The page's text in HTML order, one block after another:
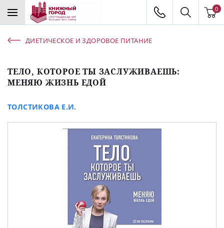
0
ДИЕТИЧЕСКОЕ И ЗДОРОВОЕ ПИТАНИЕ
ТЕЛО, КОТОРОЕ ТЫ ЗАСЛУЖИВАЕШЬ:
МЕНЯЮ ЖИЗНЬ ЕДОЙ
ТОЛСТИКОВА Е.И.